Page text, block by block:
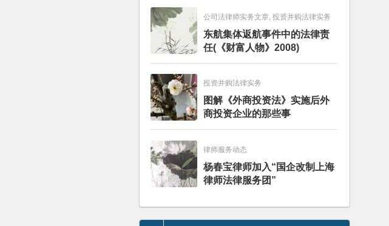
公司法律师实务文章, 投资并购法律实务
东航集体返航事件中的法律责
任(《财富人物》2008)
投资并购法律实务
图解《外商投资法》实施后外
商投资企业的那些事
律师服务动态
杨春宝律师加入“国企改制上海
律师法律服务团”